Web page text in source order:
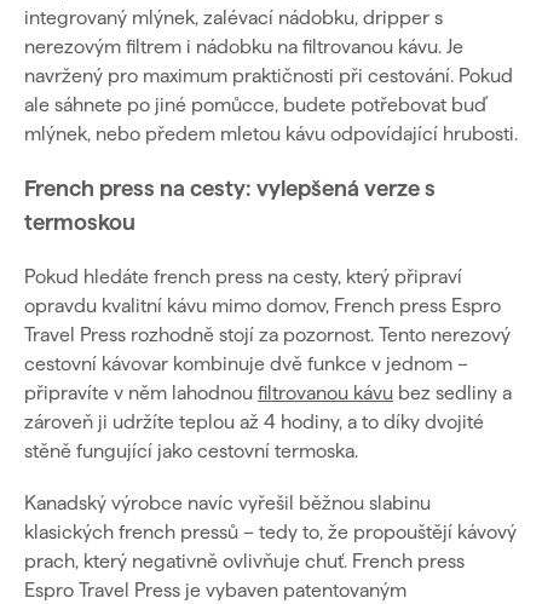
integrovaný mlýnek, zalévací nádobku, dripper s
nerezovým filtrem i nádobku na filtrovanou kávu. Je
navržený pro maximum praktičnosti při cestování. Pokud
ale sáhnete po jiné pomůcce, budete potřebovat buď
mlýnek, nebo předem mletou kávu odpovídající hrubosti.
French press na cesty: vylepšená verze s
termoskou
Pokud hledáte french press na cesty, který připraví
opravdu kvalitní kávu mimo domov, French press Espro
Travel Press rozhodně stojí za pozornost. Tento nerezový
cestovní kávovar kombinuje dvě funkce v jednom –
připravíte v něm lahodnou filtrovanou kávu bez sedliny a
zároveň ji udržíte teplou až 4 hodiny, a to díky dvojité
stěně fungující jako cestovní termoska.
Kanadský výrobce navíc vyřešil běžnou slabinu
klasických french pressů – tedy to, že propouštějí kávový
prach, který negativně ovlivňuje chuť. French press
Espro Travel Press je vybaven patentovaným